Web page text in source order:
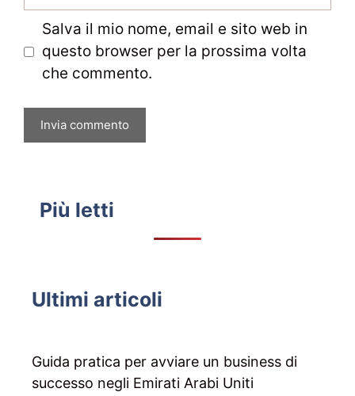
Salva il mio nome, email e sito web in
questo browser per la prossima volta
che commento.
Più letti
Ultimi articoli
Guida pratica per avviare un business di
successo negli Emirati Arabi Uniti